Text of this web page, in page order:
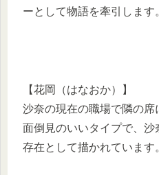
ーとして物語を牽引します
【花岡（はなおか）】
沙奈の現在の職場で隣の席
面倒見のいいタイプで、沙
存在として描かれています